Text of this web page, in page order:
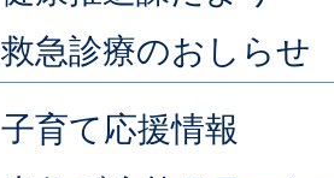
救急診療のおしらせ
子育て応援情報